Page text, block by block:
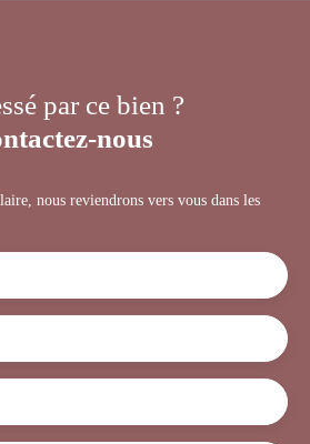
par ce bien ?
nous
nous reviendrons vers vous dans les